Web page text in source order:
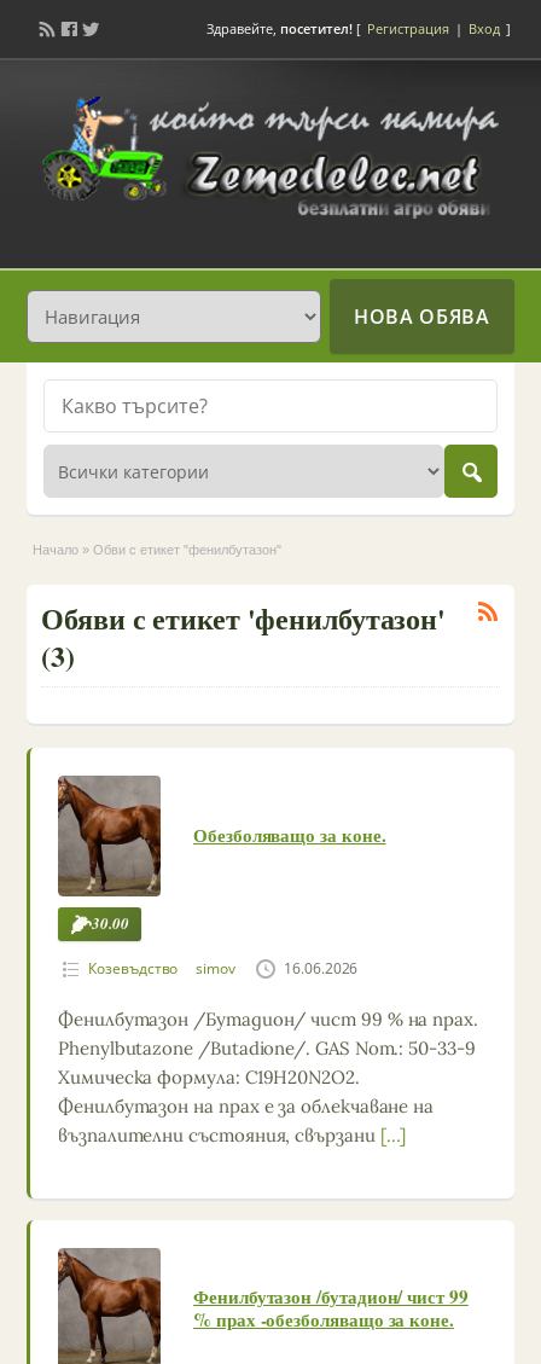
Здравейте, посетител! [ Регистрация | Вход ]
НОВА ОБЯВА
Начало » Обви с етикет "фенилбутазон"
Обяви с етикет 'фенилбутазон'
(3)
30.00
Обезболяващо за коне.
Козевъдство simov 16.06.2026
Фенилбутазон /Бутадион/ чист 99 % на прах.
Phenylbutazone /Butadione/. GAS Nom.: 50-33-9
Химическа формула: C19H20N2O2.
Фенилбутазон на прах е за облекчаване на
възпалителни състояния, свързани […]
Фенилбутазон /бутадион/ чист 99
% прах -обезболяващо за коне.